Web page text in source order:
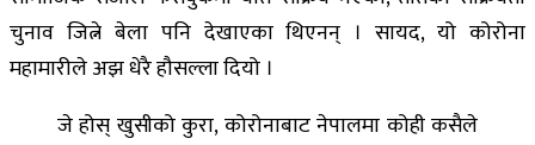
चुनाव जित्ने बेला पनि देखाएका थिएनन् । सायद, यो कोरोना
महामारीले अझ धेरै हौसल्ला दियो ।
जे होस् खुसीको कुरा, कोरोनाबाट नेपालमा कोही कसैले